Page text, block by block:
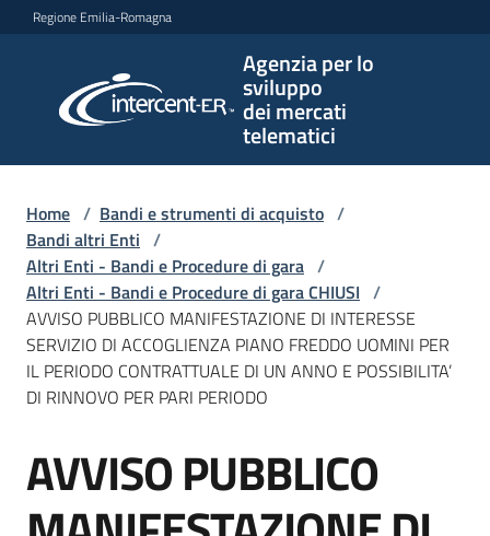
Vai al contenuto
Vai alla navigazione
Vai al footer
Regione Emilia-Romagna
Agenzia per lo
sviluppo
dei mercati
telematici
per lo
sviluppo
telematici
L'Agenzia
Bandi
strumenti
di
Home / Bandi e strumenti di acquisto /
Bandi altri Enti /
Altri Enti - Bandi e Procedure di gara /
Altri Enti - Bandi e Procedure di gara CHIUSI /
AVVISO PUBBLICO MANIFESTAZIONE DI INTERESSE
SERVIZIO DI ACCOGLIENZA PIANO FREDDO UOMINI PER
IL PERIODO CONTRATTUALE DI UN ANNO E POSSIBILITA’
DI RINNOVO PER PARI PERIODO
Salta al contenuto
AVVISO PUBBLICO